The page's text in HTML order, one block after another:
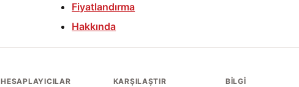
Fiyatlandırma
Hakkında
HESAPLAYICILAR KARŞILAŞTIR BILGI